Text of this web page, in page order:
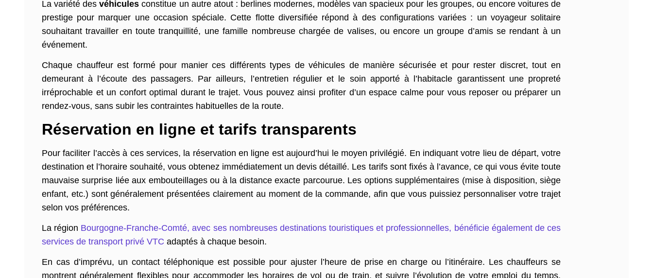
La variété desvéhicules constitue un autre atout : berlines modernes, modèles van spacieux pour les groupes, ou encore voitures de
prestige pour marquer une occasion spéciale. Cette flotte diversifiée répond à des configurations variées : un voyageur solitaire
souhaitant travailler en toute tranquillité, une famille nombreuse chargée de valises, ou encore un groupe d’amis se rendant à un
événement.
Chaque chauffeur est formé pour manier ces différents types de véhicules de manière sécurisée et pour rester discret, tout en
demeurant à l’écoute des passagers. Par ailleurs, l’entretien régulier et le soin apporté à l’habitacle garantissent une propreté
irréprochable et un confort optimal durant le trajet. Vous pouvez ainsi profiter d’un espace calme pour vous reposer ou préparer un
rendez-vous, sans subir les contraintes habituelles de la route.
Réservation en ligne et tarifs transparents
Pour faciliter l’accès à ces services, la réservation en ligne est aujourd’hui le moyen privilégié. En indiquant votre lieu de départ, votre
destination et l’horaire souhaité, vous obtenez immédiatement un devis détaillé. Les tarifs sont fixés à l’avance, ce qui vous évite toute
mauvaise surprise liée aux embouteillages ou à la distance exacte parcourue. Les options supplémentaires (mise à disposition, siège
enfant, etc.) sont généralement présentées clairement au moment de la commande, afin que vous puissiez personnaliser votre trajet
selon vos préférences.
La région Bourgogne-Franche-Comté, avec ses nombreuses destinations touristiques et professionnelles, bénéficie également de ces
services de transport privé VTC adaptés à chaque besoin.
En cas d’imprévu, un contact téléphonique est possible pour ajuster l’heure de prise en charge ou l’itinéraire. Les chauffeurs se
montrent généralement flexibles pour accommoder les horaires de vol ou de train, et suivre l’évolution de votre emploi du temps.